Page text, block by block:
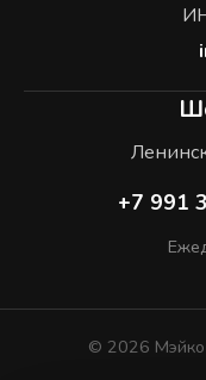
+7 991
© 2026 Мэйко